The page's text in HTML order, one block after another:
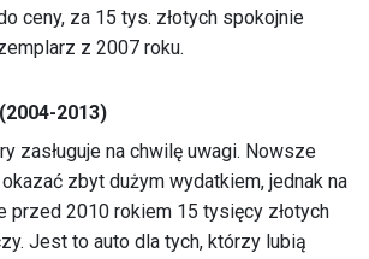
ceny, za 15 tys. złotych spokojnie
z 2007 roku.
2013)
zasługuje na chwilę uwagi. Nowsze
zbyt dużym wydatkiem, jednak na
przed 2010 rokiem 15 tysięcy złotych
Jest to auto dla tych, którzy lubią